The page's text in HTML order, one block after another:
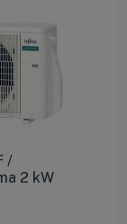
/
2 kW